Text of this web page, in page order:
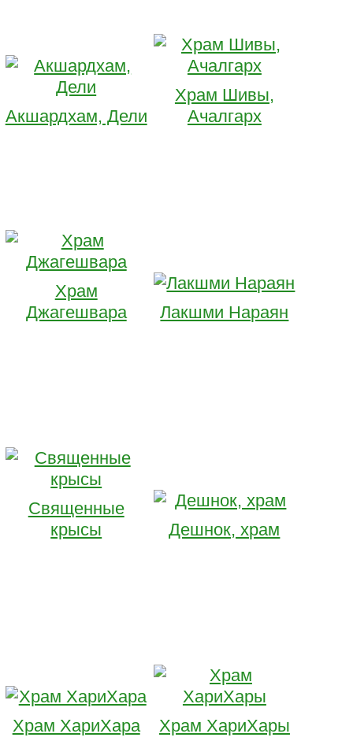
Акшардхам, Дели
Храм Шивы,
Ачалгарх
Храм
Джагешвара
Лакшми Нараян
Священные
крысы
Дешнок, храм
Храм ХариХара Храм ХариХары